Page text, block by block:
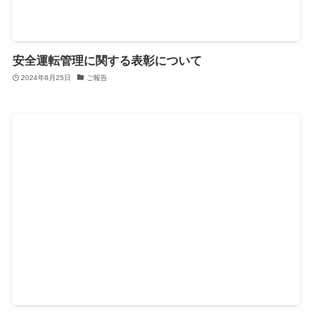
安全運転管理に関する表彰について
2024年6月25日 ご報告